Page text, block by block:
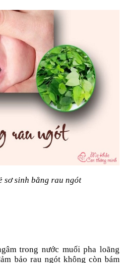
sơ sinh bằng rau ngót
trong nước muối pha loãng
bảo rau ngót không còn bám